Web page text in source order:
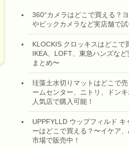
360°カメラはどこで買える？
やビックカメラなど実店舗で試
KLOCKIS クロッキスはどこで
IKEA、LOFT、東急ハンズな
まとめ〜
珪藻土水切りマットはどこで
ームセンター、ニトリ、ドンキ
人気店で購入可能！
UPPFYLLD ウップフィルド キ
ーはどこで買える？〜イケア
市場で販売中！